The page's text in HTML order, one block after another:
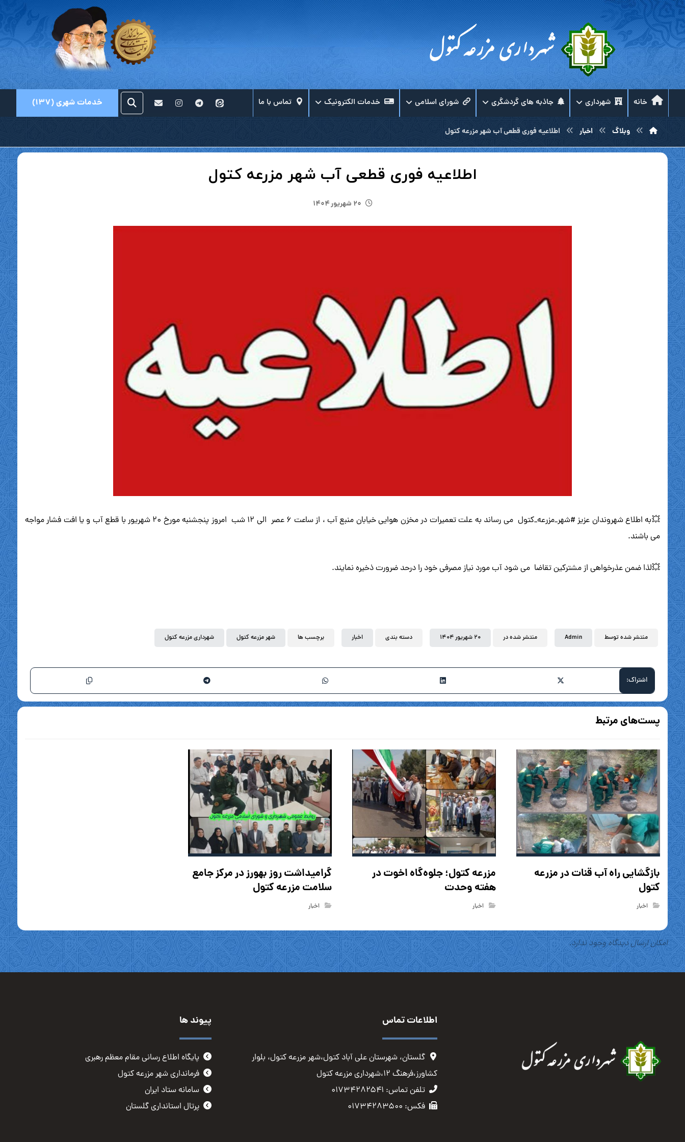
خانه شهرداری جاذبه های گردشگری شورای اسلامی خدمات الکترونیک تماس با ما خدمات شهری (۱۳۷)
وبلاگ اخبار اطلاعیه فوری قطعی آب شهر مزرعه کتول
اطلاعیه فوری قطعی آب شهر مزرعه کتول
۲۰ شهریور ۱۴۰۴
💥به اطلاع شهروندان عزیز #شهر_مزرعه_کتول می رساند به علت تعمیرات در مخزن هوایی خیابان منبع آب ، از ساعت ۶ عصر الی ۱۲ شب امروز پنجشنبه مورخ ۲۰ شهریور با قطع آب و یا افت فشار مواجه
می باشند.
💥لذا ضمن عذرخواهی از مشترکین تقاضا می شود آب مورد نیاز مصرفی خود را درحد ضرورت ذخیره نمایند.
منتشر شده توسط Admin منتشر شده در ۲۰ شهریور ۱۴۰۴ دسته بندی اخبار برچسب ها شهر مزرعه کتول شهرداری مزرعه کتول
پست‌های مرتبط
بازگشایی راه آب قنات در مزرعه
کتول
اخبار
مزرعه کتول؛ جلوه‌گاه اخوت در
هفته وحدت
اخبار
گرامیداشت روز بهورز در مرکز جامع
سلامت مزرعه کتول
اخبار
امکان ارسال دیدگاه وجود ندارد.
اطلاعات تماس
گلستان، شهرستان علی آباد کتول،شهر مزرعه کتول، بلوار
کشاورز،فرهنگ ۱۲،شهرداری مزرعه کتول
تلفن تماس: ۰۱۷۳۴۲۸۲۵۴۱
فکس: ۰۱۷۳۴۲۸۳۵۰۰
پیوند ها
پایگاه اطلاع رسانی مقام معظم رهبری
فرمانداری شهر مزرعه کتول
سامانه ستاد ایران
پرتال استانداری گلستان